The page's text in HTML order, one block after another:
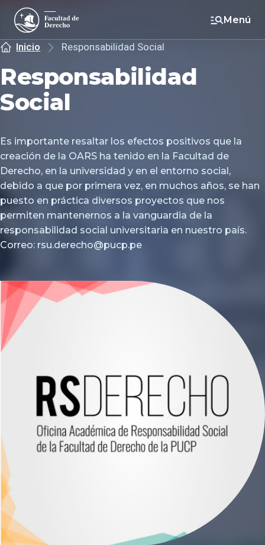
Menú
Inicio Responsabilidad Social
Responsabilidad
Social
Es importante resaltar los efectos positivos que la
creación de la OARS ha tenido en la Facultad de
Derecho, en la universidad y en el entorno social,
debido a que por primera vez, en muchos años, se han
puesto en práctica diversos proyectos que nos
permiten mantenernos a la vanguardia de la
responsabilidad social universitaria en nuestro país.
Correo: rsu.derecho@pucp.pe